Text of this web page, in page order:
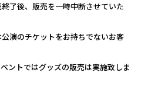
了後、販売を一時中断させていた
演のチケットをお持ちでないお客
ントではグッズの販売は実施致しま